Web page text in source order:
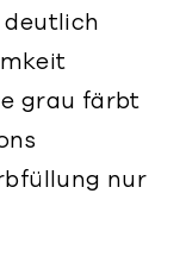
deutlich
grau färbt
nur